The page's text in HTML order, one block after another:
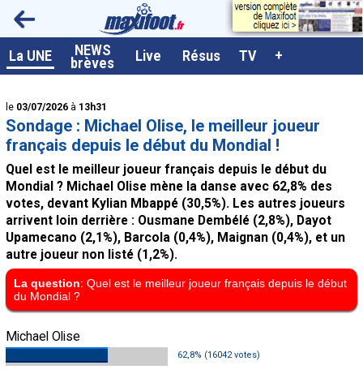
La UNE NEWS
brèves Live Résus TV +
<
le 03/07/2026 à 13h31
Sondage : Michael Olise, le meilleur joueur
français depuis le début du Mondial !
Quel est le meilleur joueur français depuis le début du
Mondial ? Michael Olise mène la danse avec 62,8% des
votes, devant Kylian Mbappé (30,5%). Les autres joueurs
arrivent loin derrière : Ousmane Dembélé (2,8%), Dayot
Upamecano (2,1%), Barcola (0,4%), Maignan (0,4%), et un
autre joueur non listé (1,2%).
La question: Quel est le meilleur joueur français depuis le début
du Mondial ?
Michael Olise
62,8% (16042 votes)
A la UNE
Live / Matchs en direct
Résultats et Classements
Class. buteurs européens
Programme TV foot
Vidéos
Sondages
Tableau transferts L1
Paramètrages / Options